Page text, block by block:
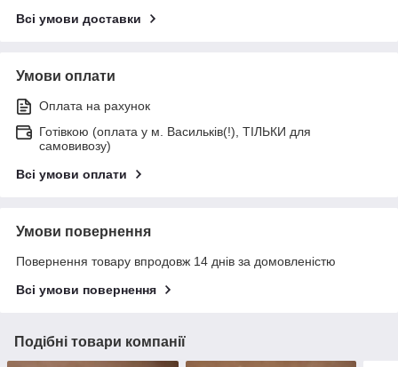
Всі умови доставки
Умови оплати
Оплата на рахунок
Готівкою (оплата у м. Васильків(!), ТІЛЬКИ для
самовивозу)
Всі умови оплати
Умови повернення
Повернення товару впродовж 14 днів за домовленістю
Всі умови повернення
Подібні товари компанії